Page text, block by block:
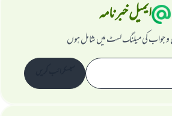
ایمیل خبرنامہ
و جواب کی میلنگ لسٹ میں شامل ہوں